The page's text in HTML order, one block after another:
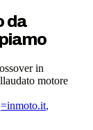
da
in
motore
,